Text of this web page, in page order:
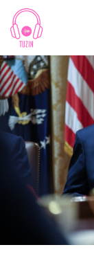
Skip
content